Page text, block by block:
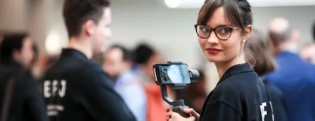
lire la suite